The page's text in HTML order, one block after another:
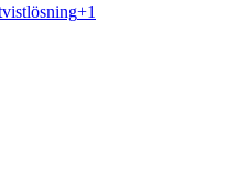
+1